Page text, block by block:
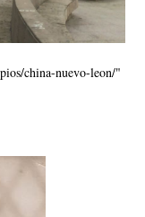
china-nuevo-leon/"